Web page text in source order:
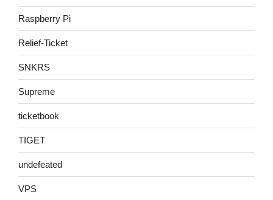
Raspberry Pi
Relief-Ticket
SNKRS
Supreme
ticketbook
TIGET
undefeated
VPS